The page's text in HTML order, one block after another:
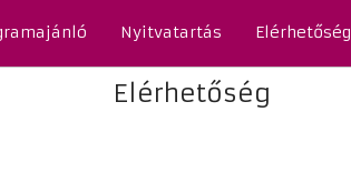
Nyitvatartás Elérhetőség
Elérhetőség